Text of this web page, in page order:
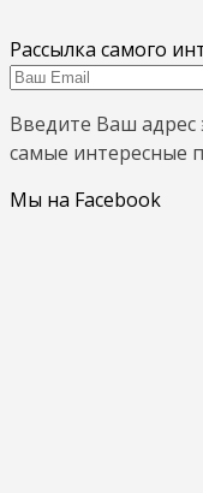
Рассылка самого
Введите Ваш адрес
самые интересные
Мы на Facebook